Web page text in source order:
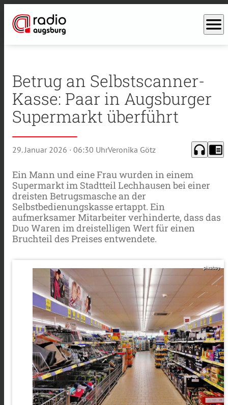
menu
Betrug an Selbstscanner-
Kasse: Paar in Augsburger
Supermarkt überführt
29. Januar 2026 · 06:30 UhrVeronika Götz headphones chrome_reader_mode
Ein Mann und eine Frau wurden in einem
Supermarkt im Stadtteil Lechhausen bei einer
dreisten Betrugsmasche an der
Selbstbedienungskasse ertappt. Ein
aufmerksamer Mitarbeiter verhinderte, dass das
Duo Waren im dreistelligen Wert für einen
Bruchteil des Preises entwendete.
pixabay